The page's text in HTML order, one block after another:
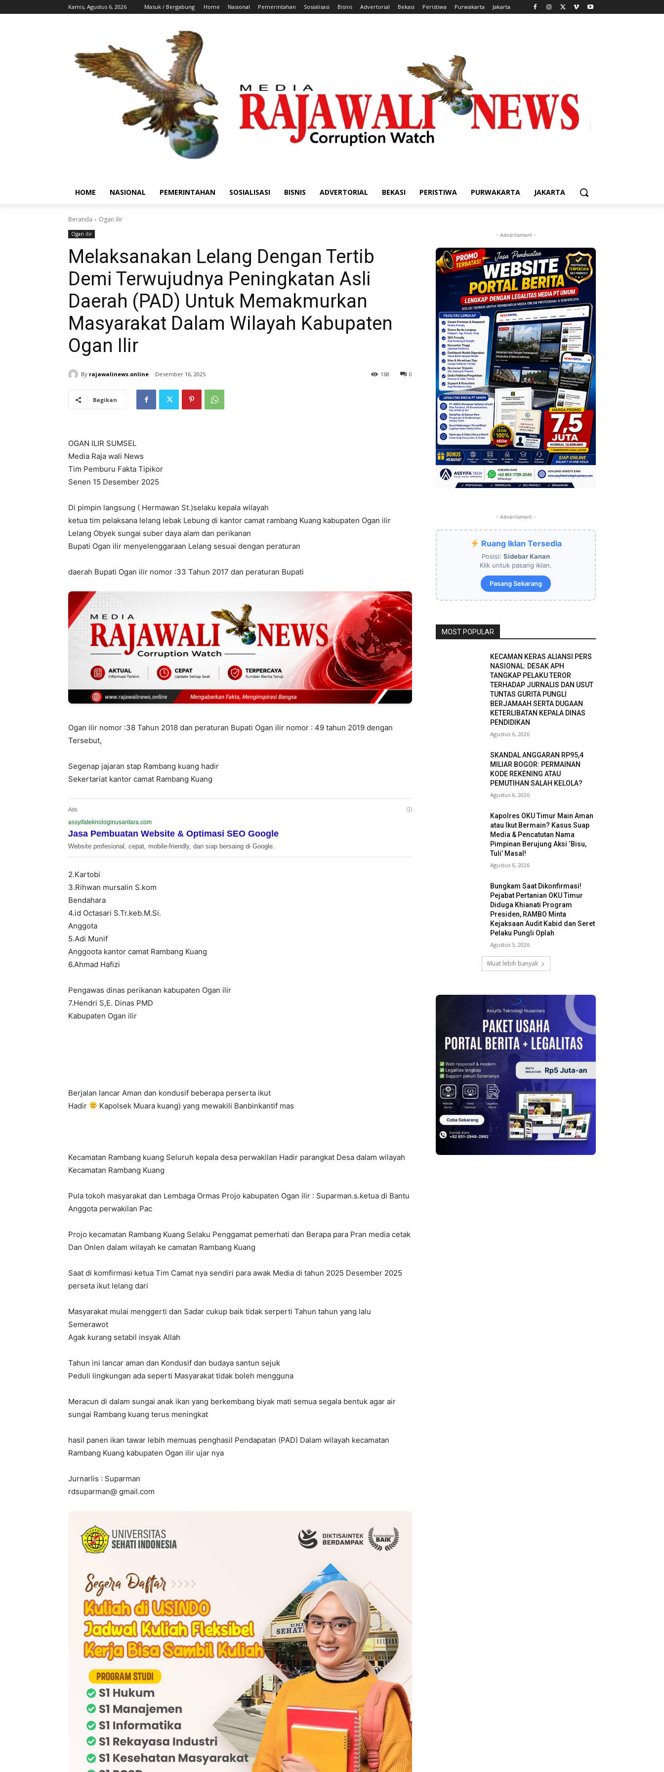
Kamis, Agustus 6, 2026 Masuk / Bergabung Home Nasional Pemerintahan Sosialisasi Bisnis Advertorial Bekasi Peristiwa Purwakarta Jakarta
HOME NASIONAL PEMERINTAHAN SOSIALISASI BISNIS ADVERTORIAL BEKASI PERISTIWA PURWAKARTA JAKARTA
Beranda Ogan ilir
Ogan ilir
Melaksanakan Lelang Dengan Tertib
Demi Terwujudnya Peningkatan Asli
Daerah (PAD) Untuk Memakmurkan
Masyarakat Dalam Wilayah Kabupaten
Ogan Ilir
By rajawalinews.online Desember 16, 2025 0
168
Bagikan
OGAN ILIR SUMSEL
Media Raja wali News
Tim Pemburu Fakta Tipikor
Senen 15 Desember 2025
Di pimpin langsung ( Hermawan St.)selaku kepala wilayah
ketua tim pelaksana lelang lebak Lebung di kantor camat rambang Kuang kabupaten Ogan ilir
Lelang Obyek sungai suber daya alam dan perikanan
Bupati Ogan ilir menyelenggaraan Lelang sesuai dengan peraturan
daerah Bupati Ogan ilir nomor :33 Tahun 2017 dan peraturan Bupati
Ogan ilir nomor :38 Tahun 2018 dan peraturan Bupati Ogan ilir nomor : 49 tahun 2019 dengan
Tersebut,
Segenap jajaran stap Rambang kuang hadir
Sekertariat kantor camat Rambang Kuang
Ads ⓘ
assyifateknologinusantara.com
Jasa Pembuatan Website & Optimasi SEO Google
Website profesional, cepat, mobile-friendly, dan siap bersaing di Google.
2.Kartobi
3.Rihwan mursalin S.kom
Bendahara
4.id Octasari S.Tr.keb.M.Si.
Anggota
5.Adi Munif
Anggoota kantor camat Rambang Kuang
6.Ahmad Hafizi
Pengawas dinas perikanan kabupaten Ogan ilir
7.Hendri S,E. Dinas PMD
Kabupaten Ogan ilir
Berjalan lancar Aman dan kondusif beberapa perserta ikut
Hadir
Kapolsek Muara kuang) yang mewakili Banbinkantif mas
Kecamatan Rambang kuang Seluruh kepala desa perwakilan Hadir parangkat Desa dalam wilayah
Kecamatan Rambang Kuang
Pula tokoh masyarakat dan Lembaga Ormas Projo kabupaten Ogan ilir : Suparman.s.ketua di Bantu
Anggota perwakilan Pac
Projo kecamatan Rambang Kuang Selaku Penggamat pemerhati dan Berapa para Pran media cetak
Dan Onlen dalam wilayah ke camatan Rambang Kuang
Saat di komfirmasi ketua Tim Camat nya sendiri para awak Media di tahun 2025 Desember 2025
perseta ikut lelang dari
Masyarakat mulai menggerti dan Sadar cukup baik tidak serperti Tahun tahun yang lalu
Semerawot
Agak kurang setabil insyak Allah
Tahun ini lancar aman dan Kondusif dan budaya santun sejuk
Peduli lingkungan ada seperti Masyarakat tidak boleh mengguna
Meracun di dalam sungai anak ikan yang berkembang biyak mati semua segala bentuk agar air
sungai Rambang kuang terus meningkat
hasil panen ikan tawar lebih memuas penghasil Pendapatan (PAD) Dalam wilayah kecamatan
Rambang Kuang kabupaten Ogan ilir ujar nya
Jurnarlis : Suparman
rdsuparman@ gmail.com
- Advertisment -
- Advertisment -
Ruang Iklan Tersedia
Posisi: Sidebar Kanan
Klik untuk pasang iklan.
Pasang Sekarang
MOST POPULAR
KECAMAN KERAS ALIANSI PERS
NASIONAL: DESAK APH
TANGKAP PELAKU TEROR
TERHADAP JURNALIS DAN USUT
TUNTAS GURITA PUNGLI
BERJAMAAH SERTA DUGAAN
KETERLIBATAN KEPALA DINAS
PENDIDIKAN
Agustus 6, 2026
SKANDAL ANGGARAN RP95,4
MILIAR BOGOR: PERMAINAN
KODE REKENING ATAU
PEMUTIHAN SALAH KELOLA?
Agustus 6, 2026
Kapolres OKU Timur Main Aman
atau Ikut Bermain? Kasus Suap
Media & Pencatutan Nama
Pimpinan Berujung Aksi ‘Bisu,
Tuli’ Masal!
Agustus 6, 2026
Bungkam Saat Dikonfirmasi!
Pejabat Pertanian OKU Timur
Diduga Khianati Program
Presiden, RAMBO Minta
Kejaksaan Audit Kabid dan Seret
Pelaku Pungli Oplah
Agustus 5, 2026
Muat lebih banyak